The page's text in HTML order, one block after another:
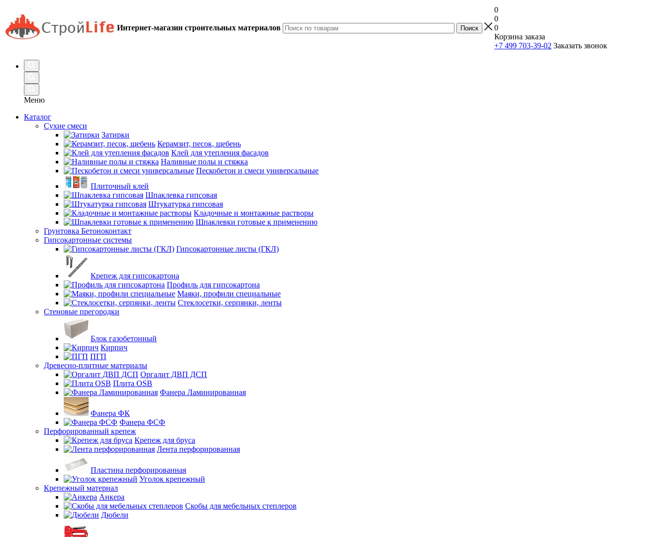
Интернет-магазин строительных материалов
0
0
0
Корзина заказа
+7 499 703-39-02 Заказать звонок
Меню
Каталог
Сухие смеси
Затирки
Керамзит, песок, щебень
Клей для утепления фасадов
Наливные полы и стяжка
Пескобетон и смеси универсальные
Плиточный клей
Шпаклевка гипсовая
Штукатурка гипсовая
Кладочные и монтажные растворы
Шпаклевки готовые к применению
Грунтовка Бетоноконтакт
Гипсокартонные системы
Гипсокартонные листы (ГКЛ)
Крепеж для гипсокартона
Профиль для гипсокартона
Маяки, профили специальные
Стеклосетки, серпянки, ленты
Стеновые прегородки
Блок газобетонный
Кирпич
ПГП
Древесно-плитные материалы
Оргалит ДВП ДСП
Плита OSB
Фанера Ламинированная
Фанера ФК
Фанера ФСФ
Перфорированный крепеж
Крепеж для бруса
Лента перфорированная
Пластина перфорированная
Уголок крепежный
Крепежный материал
Анкера
Скобы для мебельных степлеров
Дюбели